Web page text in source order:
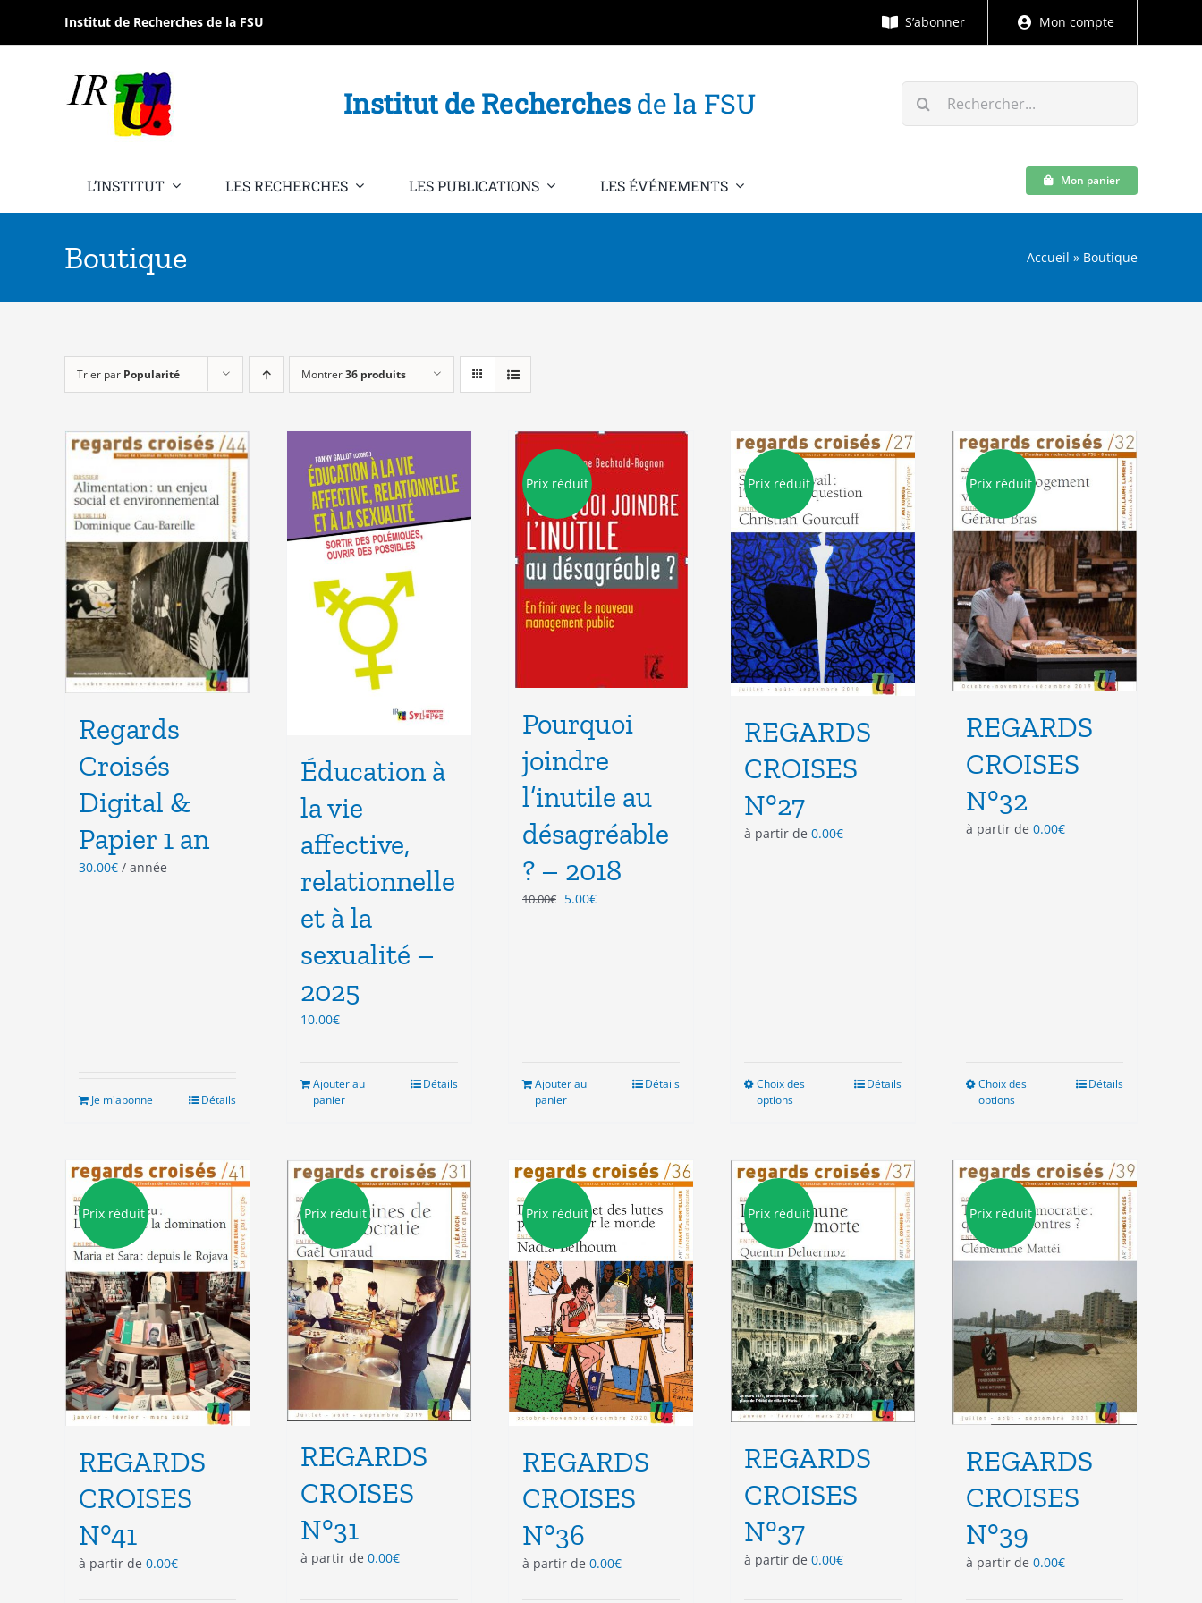
contenu
Institut de Recherches de la FSU S’abonner Mon compte
Institut de Recherchesde la FSU Rechercher:
L’INSTITUT LES RECHERCHES LES PUBLICATIONS LES ÉVÉNEMENTS Mon panier
Boutique Accueil » Boutique
Trier par Popularité Montrer36 produits
Regards
Croisés
Digital &
Papier 1 an
30.00€ / année
Je m'abonne Détails
Éducation à
la vie
affective,
relationnelle
et à la
sexualité –
2025
10.00€
Ajouter au
panier
Détails
Prix réduit
Pourquoi
joindre
l’inutile au
désagréable
? – 2018
10.00€ Le
5.00€Le
Ajouter au
panier
Détails
Prix réduit
REGARDS
CROISES
N°27
à partir de 0.00€
Choix des
options
variations.
Les
peuvent
choisies
sur
la
page
du
produit
Détails
Prix réduit
REGARDS
CROISES
N°32
à partir de 0.00€
Choix des
options
variations.
Les
options
peuvent
être
choisies
page
du
produit
Détails
Prix réduit
REGARDS
CROISES
N°41
à partir de 0.00€
Prix réduit
REGARDS
CROISES
N°31
à partir de 0.00€
Prix réduit
REGARDS
CROISES
N°36
à partir de 0.00€
Prix réduit
REGARDS
CROISES
N°37
à partir de 0.00€
Prix réduit
REGARDS
CROISES
N°39
à partir de 0.00€